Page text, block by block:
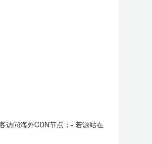
访问海外CDN节点；- 若源站在